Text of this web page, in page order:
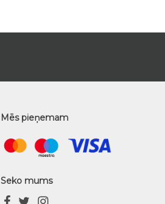
Mēs pieņemam
Seko mums